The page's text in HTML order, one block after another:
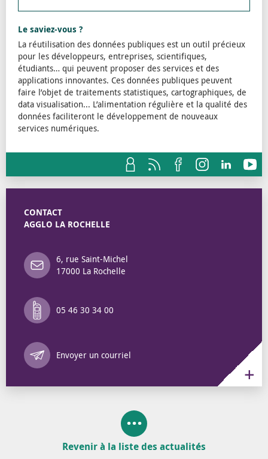
Le saviez-vous ?
La réutilisation des données publiques est un outil précieux
pour les développeurs, entreprises, scientifiques,
étudiants… qui peuvent proposer des services et des
applications innovantes. Ces données publiques peuvent
faire l’objet de traitements statistiques, cartographiques, de
data visualisation... L’alimentation régulière et la qualité des
données faciliteront le développement de nouveaux
services numériques.
CONTACT
AGGLO LA ROCHELLE
6, rue Saint-Michel
17000 La Rochelle
05 46 30 34 00
Envoyer un courriel
Annuaire
Revenir à la liste des actualités